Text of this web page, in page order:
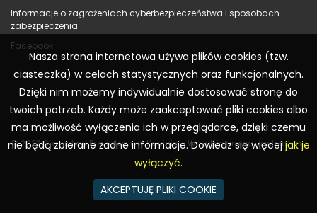
Informacje o zagrożeniach cyberbezpieczeństwa i sposobach
zabezpieczenia
Facebook
© 2023 Starostwo Powiatowe w Koninie – Wszelkie prawa zastrzeżone
Realizacja:WR Consulting
Nasza strona internetowa używa plików cookies (tzw.
ciasteczka) w celach statystycznych oraz funkcjonalnych.
Dzięki nim możemy indywidualnie dostosować stronę do
twoich potrzeb. Każdy może zaakceptować pliki cookies albo
ma możliwość wyłączenia ich w przeglądarce, dzięki czemu
nie będą zbierane żadne informacje. Dowiedz się więcejjak je
wyłączyć.
AKCEPTUJĘ PLIKI COOKIE